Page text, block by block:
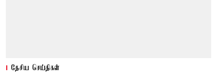
தேசிய செய்திகள்